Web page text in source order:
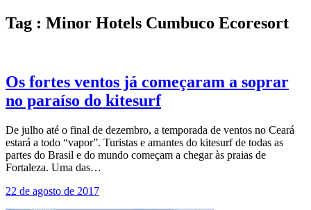
Tag : Minor Hotels Cumbuco Ecoresort
Os fortes ventos já começaram a soprar
no paraíso do kitesurf
De julho até o final de dezembro, a temporada de ventos no Ceará
estará a todo “vapor”. Turistas e amantes do kitesurf de todas as
partes do Brasil e do mundo começam a chegar às praias de
Fortaleza. Uma das…
22 de agosto de 2017